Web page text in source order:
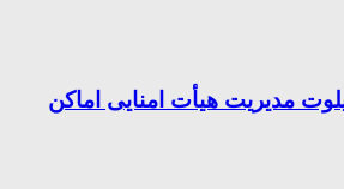
مدیریت هیأت امنایی اماکن